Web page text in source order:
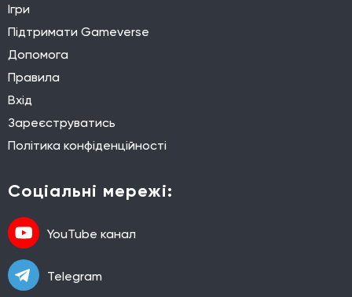
Ігри
Підтримати Gameverse
Допомога
Правила
Вхід
Зареєструватись
Політика конфіденційності
Соціальні мережі:
YouTube канал
Telegram